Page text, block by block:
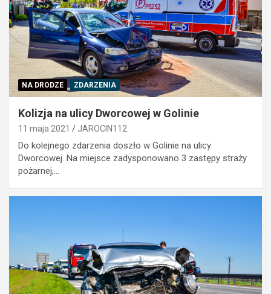
NA DRODZE ZDARZENIA
Kolizja na ulicy Dworcowej w Golinie
11 maja 2021 JAROCIN112
Do kolejnego zdarzenia doszło w Golinie na ulicy
Dworcowej. Na miejsce zadysponowano 3 zastępy straży
pożarnej,…